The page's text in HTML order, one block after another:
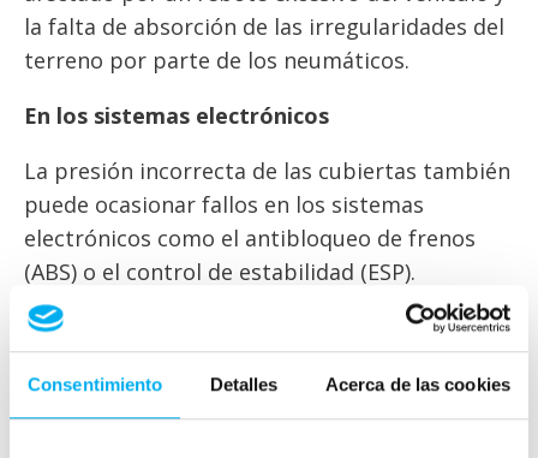
Consentimiento Detalles Acerca de las cookies
la falta de absorción de las irregularidades del
terreno por parte de los neumáticos.
En los sistemas electrónicos
La presión incorrecta de las cubiertas también
puede ocasionar fallos en los sistemas
electrónicos como el antibloqueo de frenos
(ABS) o el control de estabilidad (ESP).
En los rodamientos
Si los neumáticos presentan zonas "planas",
que pueden ser ocasionadas por un frenazo